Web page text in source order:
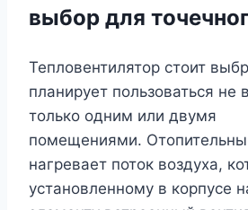
выбор для
Тепловентилятор стоит
планирует пользоваться
только одним или двумя
помещениями.
нагревает поток воздуха,
установленному в корпусе